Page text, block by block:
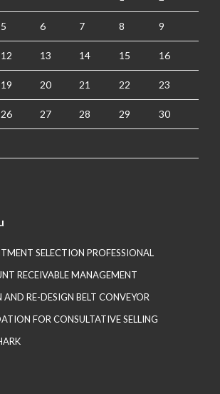
5 6 7 8 9
12 13 14 15 16
19 20 21 22 23
26 27 28 29 30
SELECTION PROFESSIONAL
RECEIVABLE MANAGEMENT
RE-DESIGN BELT CONVEYOR
FOR CONSULTATIVE SELLING